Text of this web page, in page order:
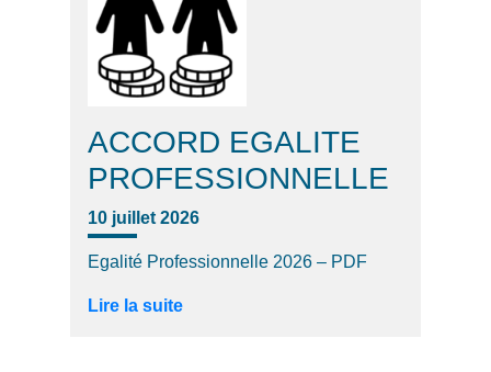
ACCORD EGALITE
PROFESSIONNELLE
10 juillet 2026
Egalité Professionnelle 2026 – PDF
Lire la suite